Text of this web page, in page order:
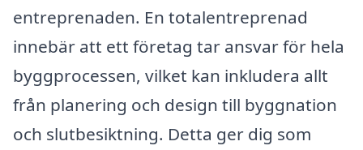
entreprenaden. En totalentreprenad
innebär att ett företag tar ansvar för hela
byggprocessen, vilket kan inkludera allt
från planering och design till byggnation
och slutbesiktning. Detta ger dig som